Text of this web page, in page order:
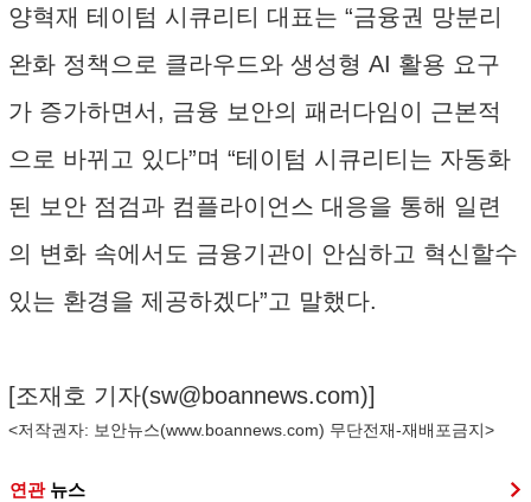
양혁재 테이텀 시큐리티 대표는 “금융권 망분리
완화 정책으로 클라우드와 생성형 AI 활용 요구
가 증가하면서, 금융 보안의 패러다임이 근본적
으로 바뀌고 있다”며 “테이텀 시큐리티는 자동화
된 보안 점검과 컴플라이언스 대응을 통해 일련
의 변화 속에서도 금융기관이 안심하고 혁신할수
있는 환경을 제공하겠다”고 말했다.
[조재호 기자(sw@boannews.com)]
<저작권자: 보안뉴스(www.boannews.com) 무단전재-재배포금지>
연관 뉴스